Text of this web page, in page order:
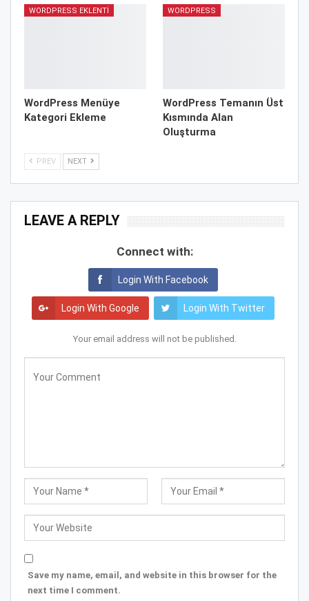
WORDPRESS EKLENTI
WordPress Menüye
Kategori Ekleme
WORDPRESS
WordPress Temanın Üst
Kısmında Alan
Oluşturma
PREV NEXT
LEAVE A REPLY
Connect with:
Login With Facebook
Login With Google Login With Twitter
Your email address will not be published.
Save my name, email, and website in this browser for the
next time I comment.